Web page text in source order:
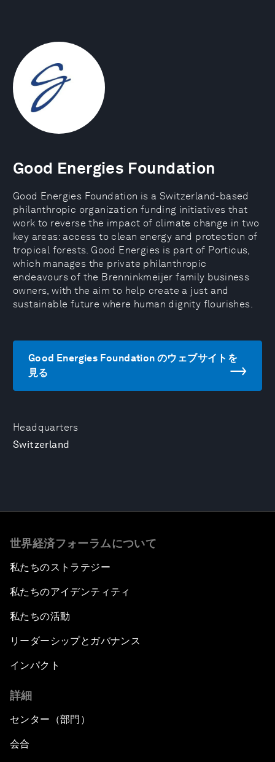
Headquarters
Switzerland
Good Energies Foundation
Good Energies Foundation is a Switzerland-based
philanthropic organization funding initiatives that
work to reverse the impact of climate change in two
key areas: access to clean energy and protection of
tropical forests. Good Energies is part of Porticus,
which manages the private philanthropic
endeavours of the Brenninkmeijer family business
owners, with the aim to help create a just and
sustainable future where human dignity flourishes.
Good Energies Foundation のウェブサイトを
見る
世界経済フォーラムについて
私たちのストラテジー
私たちのアイデンティティ
私たちの活動
リーダーシップとガバナンス
インパクト
詳細
センター（部門）
会合